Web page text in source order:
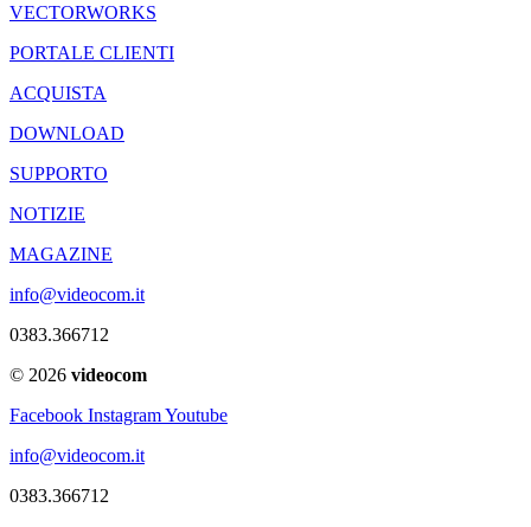
VECTORWORKS
PORTALE CLIENTI
ACQUISTA
DOWNLOAD
SUPPORTO
NOTIZIE
MAGAZINE
info@videocom.it
0383.366712
© 2026 videocom
Facebook InstagramYoutube
info@videocom.it
0383.366712